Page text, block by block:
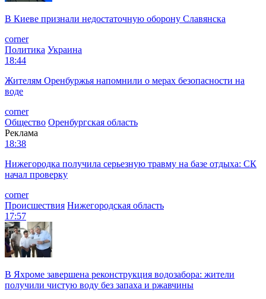
В Киеве признали недостаточную оборону Славянска
corner
Политика Украина
18:44
Жителям Оренбуржья напомнили о мерах безопасности на
воде
corner
Общество Оренбургская область
Реклама
18:38
Нижегородка получила серьезную травму на базе отдыха: СК
начал проверку
corner
Происшествия Нижегородская область
17:57
В Яхроме завершена реконструкция водозабора: жители
получили чистую воду без запаха и ржавчины